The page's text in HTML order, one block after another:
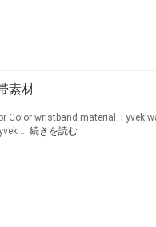
素材
Color wristband material Tyvek
... 続きを読む